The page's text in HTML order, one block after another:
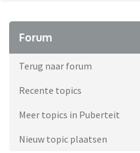
Forum
Terug naar forum
Recente topics
Meer topics in Puberteit
Nieuw topic plaatsen